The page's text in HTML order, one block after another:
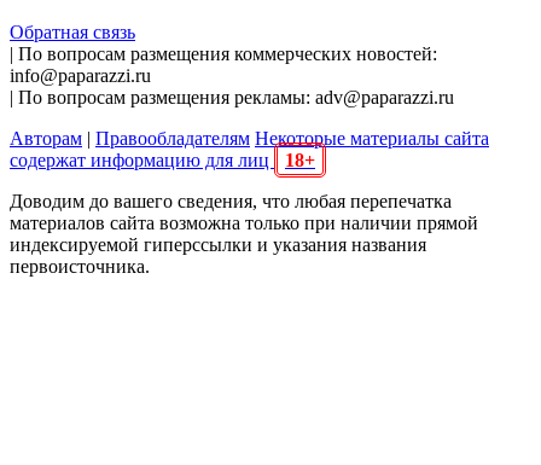
Обратная связь
| По вопросам размещения коммерческих новостей:
info@paparazzi.ru
| По вопросам размещения рекламы: adv@paparazzi.ru
Авторам | Правообладателям Некоторые материалы сайта
содержат информацию для лиц
18+
Доводим до вашего сведения, что любая перепечатка
материалов сайта возможна только при наличии прямой
индексируемой гиперссылки и указания названия
первоисточника.